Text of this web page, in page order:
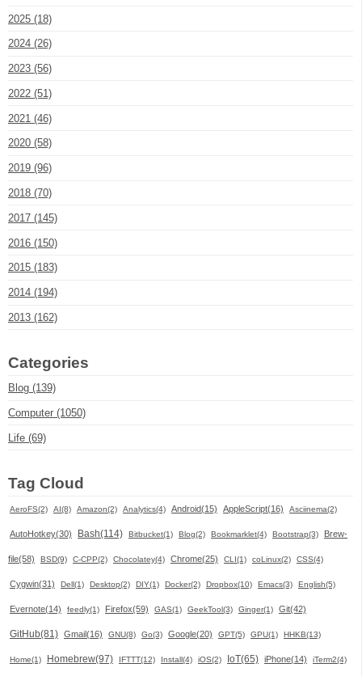
2025 (18)
2024 (26)
2023 (56)
2022 (51)
2021 (46)
2020 (58)
2019 (96)
2018 (70)
2017 (145)
2016 (150)
2015 (183)
2014 (194)
2013 (162)
Categories
Blog (139)
Computer (1050)
Life (69)
Tag Cloud
AeroFS(2) AI(8) Amazon(2) Analytics(4) Android(15) AppleScript(16) Asciinema(2)
AutoHotkey(30) Bash(114) Bitbucket(1) Blog(2) Bookmarklet(4) Bootstrap(3) Brew-
file(58) BSD(9) C-CPP(2) Chocolatey(4) Chrome(25) CLI(1) coLinux(2) CSS(4)
Cygwin(31) Dell(1) Desktop(2) DIY(1) Docker(2) Dropbox(10) Emacs(3) English(5)
Evernote(14) feedly(1) Firefox(59) GAS(1) GeekTool(3) Ginger(1) Git(42)
GitHub(81) Gmail(16) GNU(8) Go(3) Google(20) GPT(5) GPU(1) HHKB(13)
Home(1) Homebrew(97) IFTTT(12) Install(4) iOS(2) IoT(65) iPhone(14) iTerm2(4)